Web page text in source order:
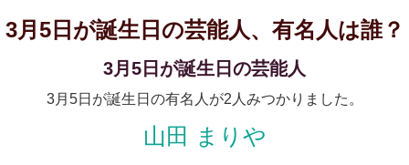
3月5日が誕生日の芸能人、有名人は誰？
3月5日が誕生日の芸能人
3月5日が誕生日の有名人が2人みつかりました。
山田 まりや